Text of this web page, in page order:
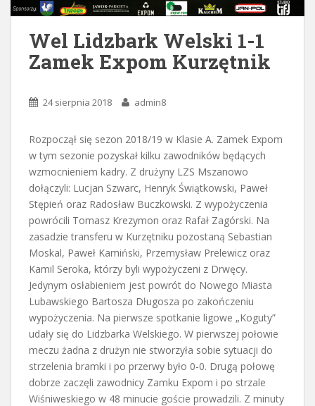
Wel Lidzbark Welski 1-1
Zamek Expom Kurzętnik
24 sierpnia 2018 admin8
Rozpoczął się sezon 2018/19 w Klasie A. Zamek Expom
w tym sezonie pozyskał kilku zawodników będących
wzmocnieniem kadry. Z drużyny LZS Mszanowo
dołączyli: Lucjan Szwarc, Henryk Świątkowski, Paweł
Stępień oraz Radosław Buczkowski. Z wypożyczenia
powrócili Tomasz Krezymon oraz Rafał Zagórski. Na
zasadzie transferu w Kurzętniku pozostaną Sebastian
Moskal, Paweł Kamiński, Przemysław Prelewicz oraz
Kamil Seroka, którzy byli wypożyczeni z Drwęcy.
Jedynym osłabieniem jest powrót do Nowego Miasta
Lubawskiego Bartosza Długosza po zakończeniu
wypożyczenia. Na pierwsze spotkanie ligowe „Koguty”
udały się do Lidzbarka Welskiego. W pierwszej połowie
meczu żadna z drużyn nie stworzyła sobie sytuacji do
strzelenia bramki i po przerwy było 0-0. Drugą połowę
dobrze zaczęli zawodnicy Zamku Expom i po strzale
Wiśniweskiego w 48 minucie goście prowadzili. Z minuty